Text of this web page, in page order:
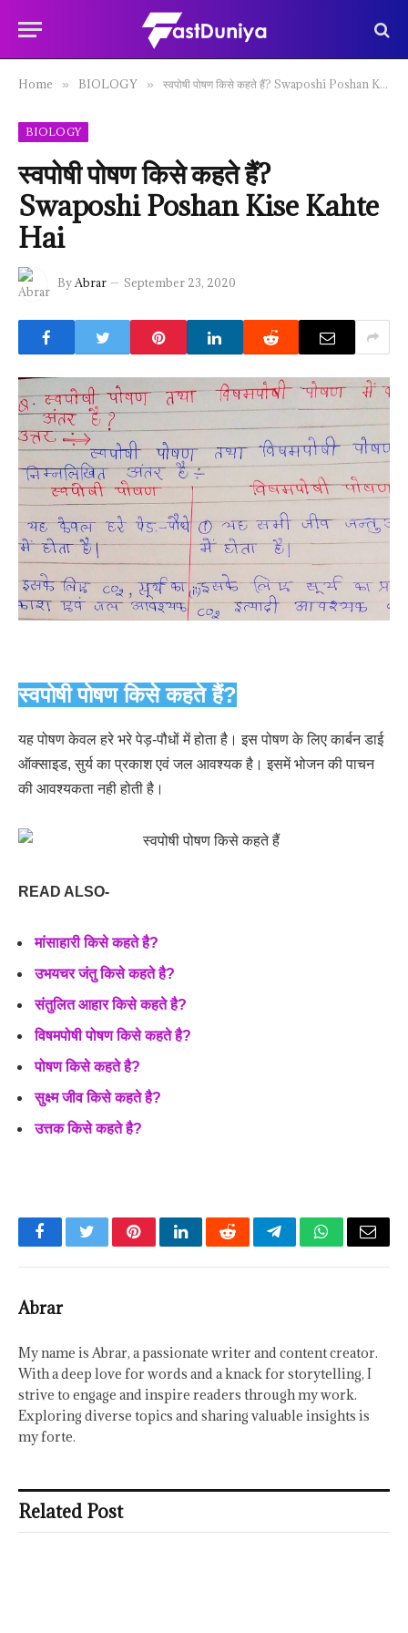
Home » BIOLOGY » स्वपोषी पोषण किसे कहते हैं? Swaposhi Poshan Kise Kahte Hai
BIOLOGY
स्वपोषी पोषण किसे कहते हैं?
Swaposhi Poshan Kise Kahte
Hai
ByAbrar September 23, 2020
स्वपोषी पोषण किसे कहते हैं?
यह पोषण केवल हरे भरे पेड़-पौधों में होता है। इस पोषण के लिए कार्बन डाई
ऑक्साइड, सुर्य का प्रकाश एवं जल आवश्यक है। इसमें भोजन की पाचन
की आवश्यकता नही होती है।
READ ALSO-
मांसाहारी किसे कहते है?
उभयचर जंतु किसे कहते है?
संतुलित आहार किसे कहते है?
विषमपोषी पोषण किसे कहते है?
पोषण किसे कहते है?
सुक्ष्म जीव किसे कहते है?
उत्तक किसे कहते है?
FacebookTwitterPinterestLinkedInRedditTelegramWhatsApp
Email
Abrar
My name is Abrar, a passionate writer and content creator.
With a deep love for words and a knack for storytelling, I
strive to engage and inspire readers through my work.
Exploring diverse topics and sharing valuable insights is
my forte.
Related Post